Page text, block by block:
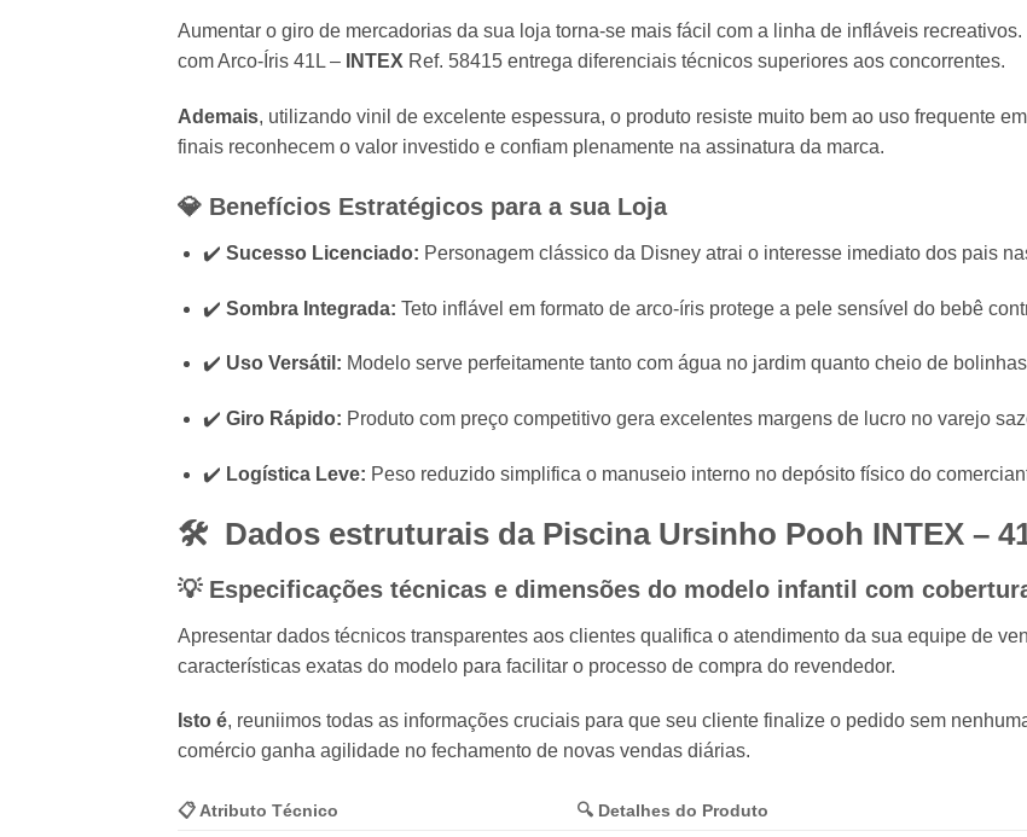
Aumentar o giro de mercadorias da sua loja torna-se mais fácil com a linha de infláveis recreativos.
com Arco-Íris 41L –
INTEX Ref. 58415 entrega diferenciais técnicos superiores aos concorrentes.
Ademais, utilizando vinil de excelente espessura, o produto resiste muito bem ao uso frequente
finais reconhecem o valor investido e confiam plenamente na assinatura da marca.
💎 Benefícios Estratégicos para a sua Loja
✔️ Sucesso Licenciado: Personagem clássico da Disney atrai o interesse imediato dos pais
✔️ Sombra Integrada: Teto inflável em formato de arco-íris protege a pele sensível do bebê
✔️ Uso Versátil: Modelo serve perfeitamente tanto com água no jardim quanto cheio de
✔️ Giro Rápido: Produto com preço competitivo gera excelentes margens de lucro no varejo
✔️ Logística Leve: Peso reduzido simplifica o manuseio interno no depósito físico do
🛠️ Dados estruturais da Piscina Ursinho Pooh INTEX –
💡 Especificações técnicas e dimensões do modelo infantil com
Apresentar dados técnicos transparentes aos clientes qualifica o atendimento da sua equipe de
características exatas do modelo para facilitar o processo de compra do revendedor.
Isto é, reuniimos todas as informações cruciais para que seu cliente finalize o pedido sem
comércio ganha agilidade no fechamento de novas vendas diárias.
📋 Atributo Técnico 🔍 Detalhes do Produto